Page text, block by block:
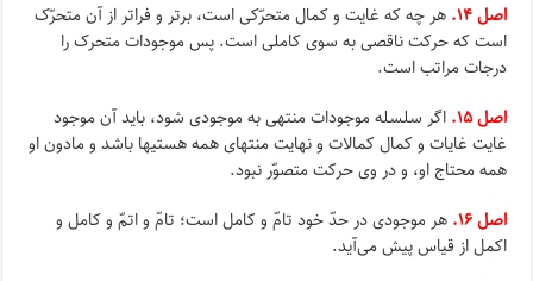
اصل ۱۴.
هر چه که غایت و کمال متحرّکى است، برتر و فراتر از آن متحرّک
است که حرکت ناقصى به سوى کاملى است. پس موجودات متحرک را
درجات مراتب است.
اصل ۱۵.
اگر سلسله موجودات منتهى به موجودى شود، باید آن موجود
غایت غایات و کمال کمالات و نهایت منتهاى همه هستیها باشد و مادون او
همه محتاج او، و در وى حرکت متصوّر نبود.
اصل ۱۶.
هر موجودى در حدّ خود تامّ و کامل است؛ تامّ و اتمّ و کامل و
اکمل از قیاس پیش مى‌آید.